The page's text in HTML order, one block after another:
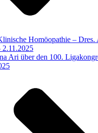
Homöopathie –
2.11.2025
Ari über den 100.